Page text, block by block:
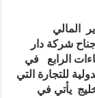
المالي
شركة دار
الرابع في
للتجارة التي
يأتي في